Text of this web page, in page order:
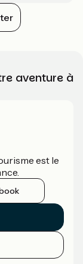
aventure à
est le